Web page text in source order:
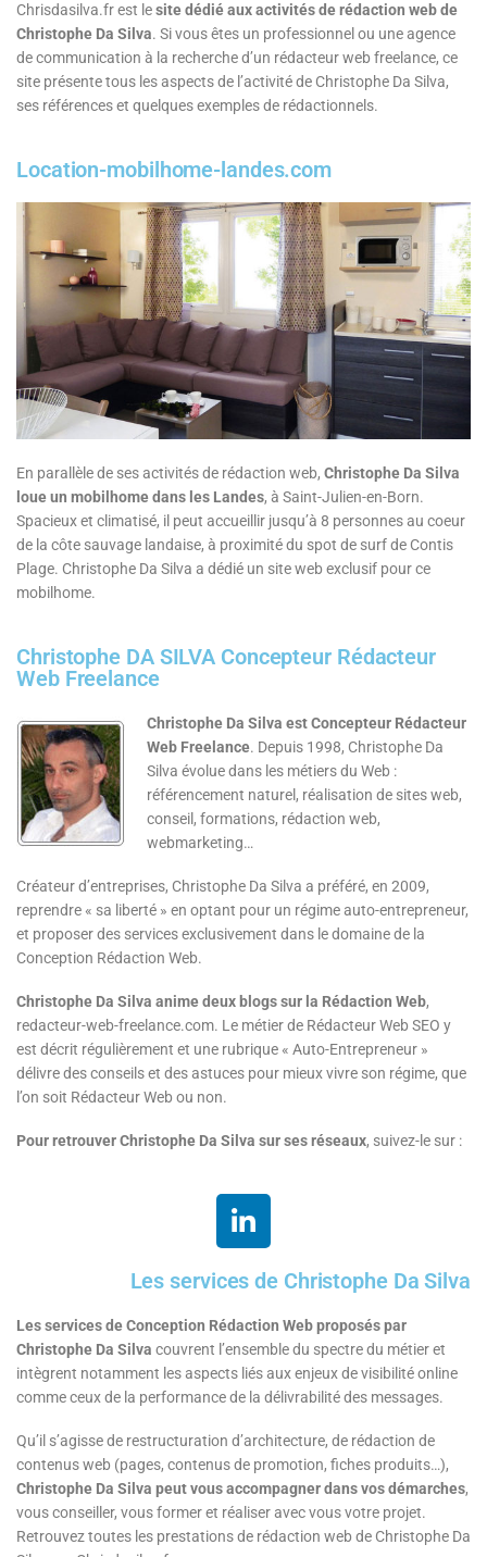
Chrisdasilva.fr est lesite dédié aux activités de rédaction web de
Christophe Da Silva. Si vous êtes un professionnel ou une agence
de communication à la recherche d’un rédacteur web freelance, ce
site présente tous les aspects de l’activité de Christophe Da Silva,
ses références et quelques exemples de rédactionnels.
Location-mobilhome-landes.com
En parallèle de ses activités de rédaction web, Christophe Da Silva
loue un mobilhome dans les Landes, à Saint-Julien-en-Born.
Spacieux et climatisé, il peut accueillir jusqu’à 8 personnes au coeur
de la côte sauvage landaise, à proximité du spot de surf de Contis
Plage. Christophe Da Silva a dédié un site web exclusif pour ce
mobilhome.
Christophe DA SILVA Concepteur Rédacteur
Web Freelance
Christophe Da Silva est Concepteur Rédacteur
Web Freelance. Depuis 1998, Christophe Da
Silva évolue dans les métiers du Web :
référencement naturel, réalisation de sites web,
conseil, formations, rédaction web,
webmarketing…
Créateur d’entreprises, Christophe Da Silva a préféré, en 2009,
reprendre « sa liberté » en optant pour un régime auto-entrepreneur,
et proposer des services exclusivement dans le domaine de la
Conception Rédaction Web.
Christophe Da Silva anime deux blogs sur la Rédaction Web,
redacteur-web-freelance.com. Le métier de Rédacteur Web SEO y
est décrit régulièrement et une rubrique « Auto-Entrepreneur »
délivre des conseils et des astuces pour mieux vivre son régime, que
l’on soit Rédacteur Web ou non.
Pour retrouver Christophe Da Silva sur ses réseaux, suivez-le sur :
Les services de Christophe Da Silva
Les services de Conception Rédaction Web proposés par
Christophe Da Silva couvrent l’ensemble du spectre du métier et
intègrent notamment les aspects liés aux enjeux de visibilité online
comme ceux de la performance de la délivrabilité des messages.
Qu’il s’agisse de restructuration d’architecture, de rédaction de
contenus web (pages, contenus de promotion, fiches produits…),
Christophe Da Silva peut vous accompagner dans vos démarches,
vous conseiller, vous former et réaliser avec vous votre projet.
Retrouvez toutes les prestations de rédaction web de Christophe Da